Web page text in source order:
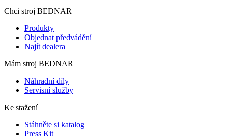
Chci stroj BEDNAR
Produkty
Objednat předvádění
Najít dealera
Mám stroj BEDNAR
Náhradní díly
Servisní služby
Ke stažení
Stáhněte si katalog
Press Kit